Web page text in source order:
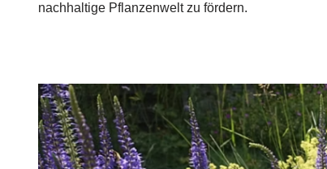
nachhaltige Pflanzenwelt zu fördern.